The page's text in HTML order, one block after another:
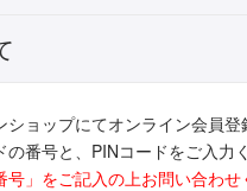
ショップにてオンライン会員
番号と、PINコードをご入力
号」をご記入の上お問い合わせ